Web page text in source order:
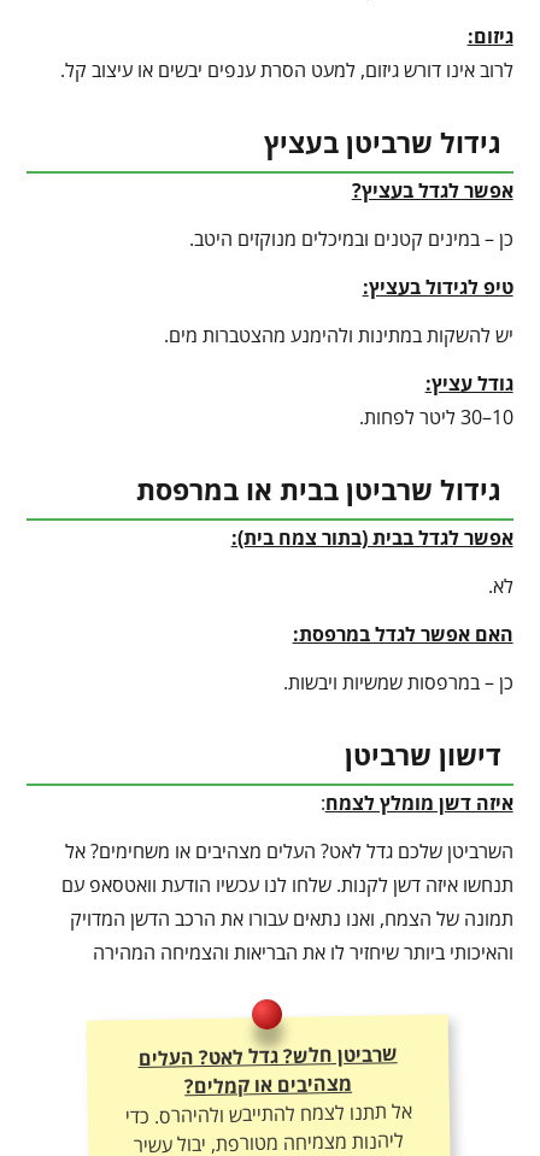
גיזום:
לרוב אינו דורש גיזום, למעט הסרת ענפים יבשים או עיצוב קל.
גידול שרביטן בעציץ
אפשר לגדל בעציץ?
כן – במינים קטנים ובמיכלים מנוקזים היטב.
טיפ לגידול בעציץ:
יש להשקות במתינות ולהימנע מהצטברות מים.
גודל עציץ:
10–30 ליטר לפחות.
גידול שרביטן בבית או במרפסת
אפשר לגדל בבית (בתור צמח בית):
לא.
האם אפשר לגדל במרפסת:
כן – במרפסות שמשיות ויבשות.
דישון שרביטן
איזה דשן מומלץ לצמח:
השרביטן שלכם גדל לאט? העלים מצהיבים או משחימים? אל
תנחשו איזה דשן לקנות. שלחו לנו עכשיו הודעת וואטסאפ עם
תמונה של הצמח, ואנו נתאים עבורו את הרכב הדשן המדויק
והאיכותי ביותר שיחזיר לו את הבריאות והצמיחה המהירה
שרביטן חלש? גדל לאט? העלים
מצהיבים או קמלים?
אל תתנו לצמח להתייבש ולהיהרס. כדי
ליהנות מצמיחה מטורפת, יבול עשיר
ועלוקה ירוקה – חובה להתאים לו את